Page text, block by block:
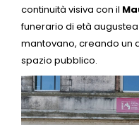
continuità visiva con il
funerario di età
mantovano, creando un
spazio pubblico.